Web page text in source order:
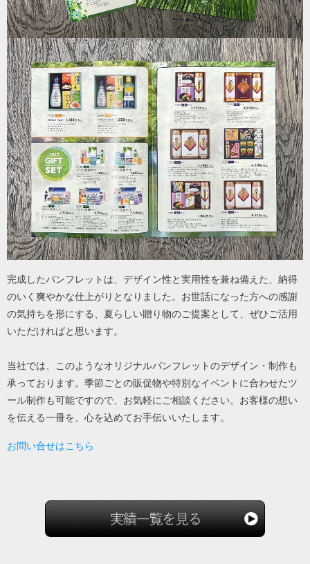
完成したパンフレットは、デザイン性と実用性を兼ね備えた、納得
のいく爽やかな仕上がりとなりました。お世話になった方への感謝
の気持ちを形にする、夏らしい贈り物のご提案として、ぜひご活用
いただければと思います。
当社では、このようなオリジナルパンフレットのデザイン・制作も
承っております。季節ごとの販促物や特別なイベントに合わせたツ
ール制作も可能ですので、お気軽にご相談ください。お客様の想い
を伝える一冊を、心を込めてお手伝いいたします。
お問い合せはこちら